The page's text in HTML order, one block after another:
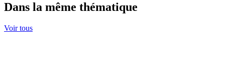
Dans la même thématique
Voir tous